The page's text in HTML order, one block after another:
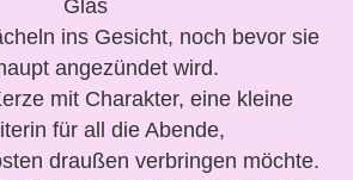
Glas
ins Gesicht, noch bevor sie
angezündet wird.
mit Charakter, eine kleine
für all die Abende,
draußen verbringen möchte.